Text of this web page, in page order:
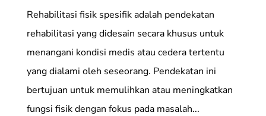
Rehabilitasi fisik spesifik adalah pendekatan
rehabilitasi yang didesain secara khusus untuk
menangani kondisi medis atau cedera tertentu
yang dialami oleh seseorang. Pendekatan ini
bertujuan untuk memulihkan atau meningkatkan
fungsi fisik dengan fokus pada masalah...